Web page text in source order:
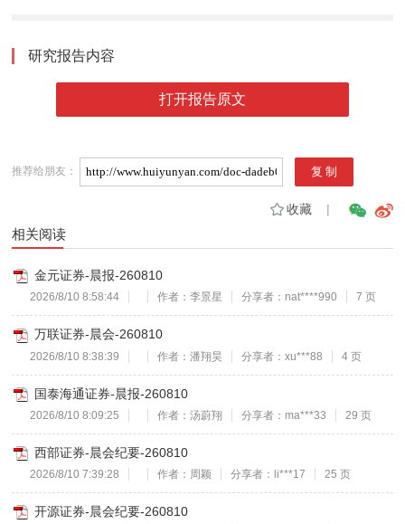
研究报告内容
打开报告原文
推荐给朋友：
收藏|
相关阅读
金元证券-晨报-260810
2026/8/10 8:58:44 作者：李景星 分享者：nat****990 7 页
万联证券-晨会-260810
2026/8/10 8:38:39 作者：潘翔昊 分享者：xu***88 4 页
国泰海通证券-晨报-260810
2026/8/10 8:09:25 作者：汤蔚翔 分享者：ma***33 29 页
西部证券-晨会纪要-260810
2026/8/10 7:39:28 作者：周颖 分享者：li***17 25 页
开源证券-晨会纪要-260810